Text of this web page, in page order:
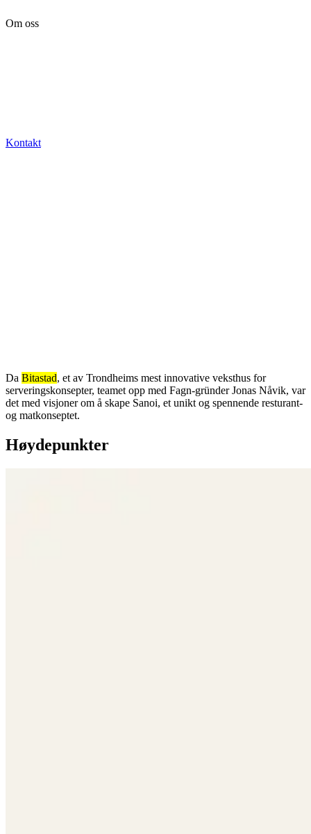
Om oss
Kontakt
Da Bitastad, et av Trondheims mest innovative veksthus for
serveringskonsepter, teamet opp med Fagn-gründer Jonas Nåvik, var
det med visjoner om å skape Sanoi, et unikt og spennende resturant-
og matkonseptet.
Høydepunkter